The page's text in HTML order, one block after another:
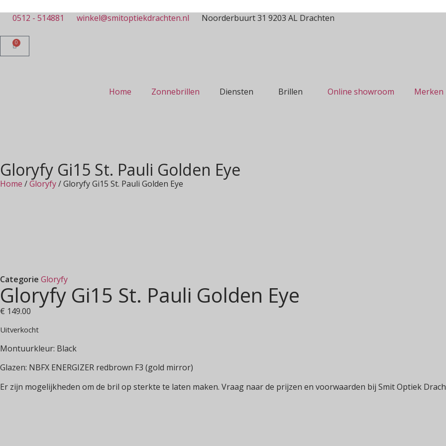
0512 - 514881 winkel@smitoptiekdrachten.nl Noorderbuurt 31 9203 AL Drachten
0
Home Zonnebrillen Diensten Brillen Online showroom Merken
Gloryfy Gi15 St. Pauli Golden Eye
Home /Gloryfy/ Gloryfy Gi15 St. Pauli Golden Eye
Categorie Gloryfy
Gloryfy Gi15 St. Pauli Golden Eye
€ 149.00
Uitverkocht
Montuurkleur: Black
Glazen: NBFX ENERGIZER redbrown F3 (gold mirror)
Er zijn mogelijkheden om de bril op sterkte te laten maken. Vraag naar de prijzen en voorwaarden bij Smit Optiek